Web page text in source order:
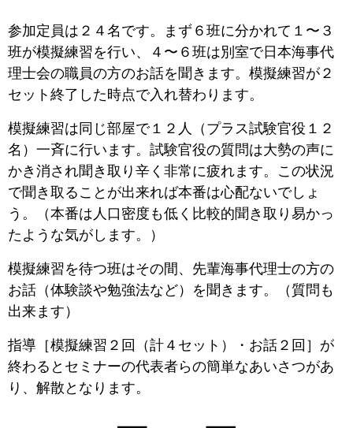
参加定員は２４名です。まず６班に分かれて１〜３
班が模擬練習を行い、４〜６班は別室で日本海事代
理士会の職員の方のお話を聞きます。模擬練習が２
セット終了した時点で入れ替わります。
模擬練習は同じ部屋で１２人（プラス試験官役１２
名）一斉に行います。試験官役の質問は大勢の声に
かき消され聞き取り辛く非常に疲れます。この状況
で聞き取ることが出来れば本番は心配ないでしょ
う。（本番は人口密度も低く比較的聞き取り易かっ
たような気がします。）
模擬練習を待つ班はその間、先輩海事代理士の方の
お話（体験談や勉強法など）を聞きます。（質問も
出来ます）
指導［模擬練習２回（計４セット）・お話２回］が
終わるとセミナーの代表者らの簡単なあいさつがあ
り、解散となります。